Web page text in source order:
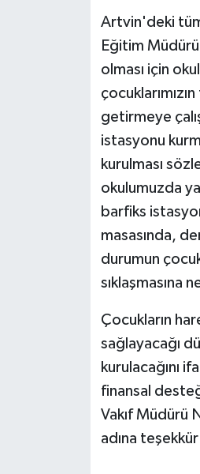
Artvin'deki
Eğitim
olması için
getirmeye
istasyonu
kurulması
okulumuzda
barfiks
masasında,
durumun
sıklaşmasına
Çocukların
sağlayacağı
kurulacağını
finansal
Vakıf Müdürü
adına